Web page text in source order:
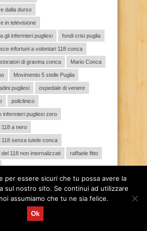
dalla durso
in televisione
gli infermieri pugliesi fondi crisi puglia
infortuni a volontari 118 conca
di gravina conca Mario Conca
Movimento 5 stelle Puglia
pugliesi ospedale di venere
policlinico
infermieri pugliesi zero
118 a nero
118 senza tutele conca
118 non internalizzati raffaele fitto
bar stazioni di servizio conca puglia
di servizio puglia
infermieri pugliesi
per essere sicuri che tu possa avere la
sul nostro sito. Se continui ad utilizzare
assumiamo che tu ne sia felice.
Ok